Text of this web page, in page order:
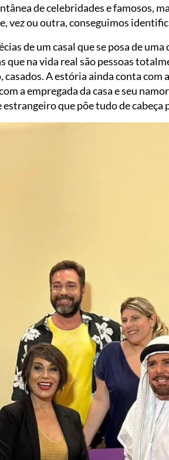
de celebridades e famosos,
vez ou outra, conseguimos
de um casal que se posa de
na vida real são pessoas
casados. A estória ainda conta com
a empregada da casa e seu
que põe tudo de cabeça